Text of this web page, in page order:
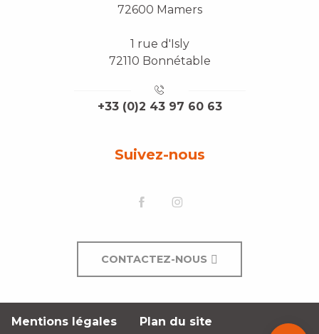
par email
72600 Mamers
1 rue d'Isly
72110 Bonnétable
+33 (0)2 43 97 60 63
Suivez-nous
CONTACTEZ-NOUS
Mentions légales Plan du site